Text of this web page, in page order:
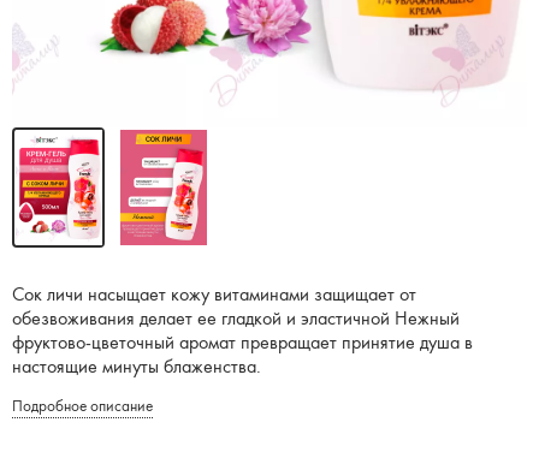
Сок личи насыщает кожу витаминами защищает от
обезвоживания делает ее гладкой и эластичной Нежный
фруктово-цветочный аромат превращает принятие душа в
настоящие минуты блаженства.
Подробное описание